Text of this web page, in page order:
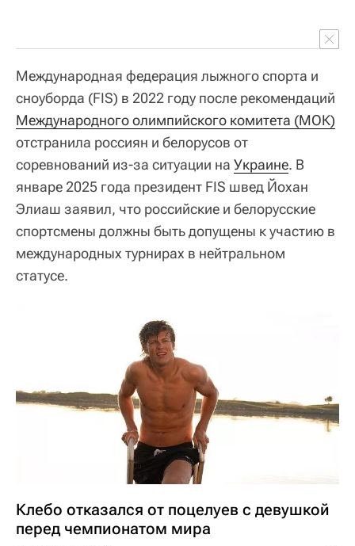
Международная федерация лыжного спорта и
сноуборда (FIS) в 2022 году после рекомендаций
Международного олимпийского комитета (МОК)
отстранила россиян и белорусов от
соревнований из-за ситуации на Украине. В
январе 2025 года президент FIS швед Йохан
Элиаш заявил, что российские и белорусские
спортсмены должны быть допущены к участию в
международных турнирах в нейтральном
статусе.
Клебо отказался от поцелуев с девушкой
перед чемпионатом мира